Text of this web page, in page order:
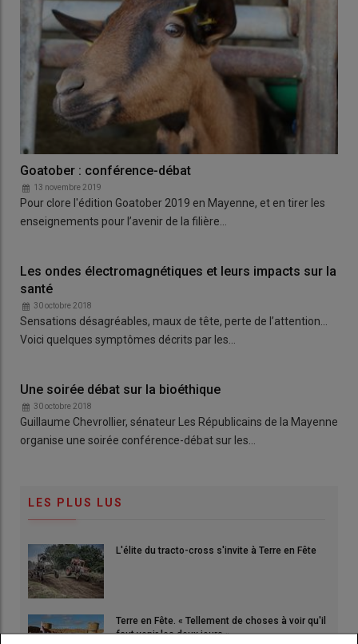
Goatober : conférence-débat
13 novembre 2019
Pour clore l'édition Goatober 2019 en Mayenne, et en tirer les
enseignements pour l’avenir de la filière…
Les ondes électromagnétiques et leurs impacts sur la
santé
30 octobre 2018
Sensations désagréables, maux de tête, perte de l’attention...
Voici quelques symptômes décrits par les…
Une soirée débat sur la bioéthique
30 octobre 2018
Guillaume Chevrollier, sénateur Les Républicains de la Mayenne
organise une soirée conférence-débat sur les…
LES PLUS LUS
L'élite du tracto-cross s'invite à Terre en Fête
Terre en Fête. « Tellement de choses à voir qu'il
faut venir les deux jours »